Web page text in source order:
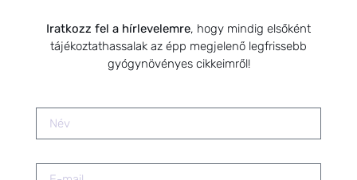
Természetes megoldások a
teherbeesés elősegítésére:
gyógynövények?
Iratkozz fel a hírlevelemre, hogy mindig elsőként
tájékoztathassalak az épp megjelenő legfrissebb
gyógynövényes cikkeimről!